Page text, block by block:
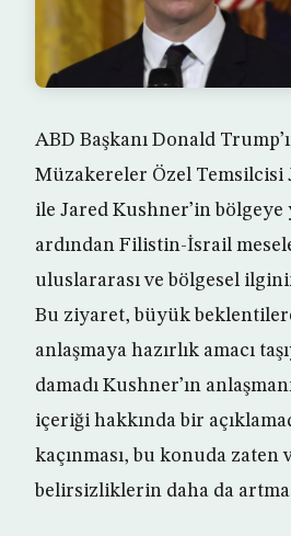
ABD Başkanı Donald
Müzakereler Özel Temsilcisi
ile Jared Kushner’in bölgeye
ardından Filistin-İsrail
uluslararası ve bölgesel
Bu ziyaret, büyük
anlaşmaya hazırlık amacı
damadı Kushner’ın
içeriği hakkında bir
kaçınması, bu konuda zaten
belirsizliklerin daha da